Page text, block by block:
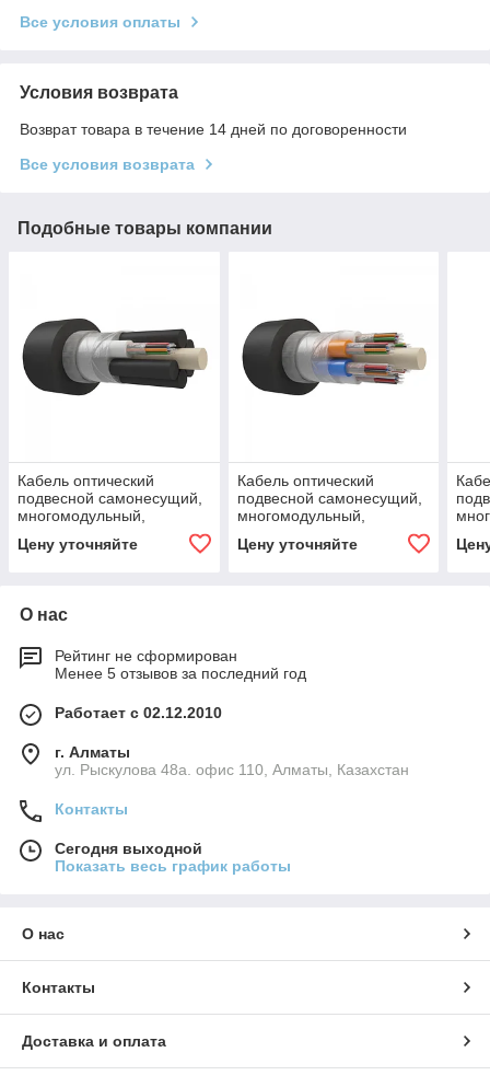
Все условия оплаты
Условия возврата
Возврат товара в течение 14 дней по договоренности
Все условия возврата
Подобные товары компании
Кабель оптический
подвесной самонесущий,
многомодульный,
стеклонитями, G.652.D, 8
Цену уточняйте
Кабель оптический
подвесной самонесущий,
многомодульный,
стеклонитями, G.652.D, 96
Цену уточняйте
О нас
Рейтинг не сформирован
Менее 5 отзывов за последний год
Работает с 02.12.2010
г. Алматы
ул. Рыскулова 48а. офис 110, Алматы, Казахстан
Контакты
Сегодня выходной
Показать весь график работы
О нас
Контакты
Доставка и оплата